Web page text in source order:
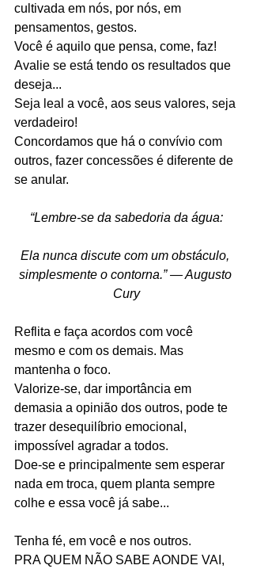
cultivada em nós, por nós, em
pensamentos, gestos.
Você é aquilo que pensa, come, faz!
Avalie se está tendo os resultados que
deseja...
Seja leal a você, aos seus valores, seja
verdadeiro!
Concordamos que há o convívio com
outros, fazer concessões é diferente de
se anular.
“Lembre-se da sabedoria da água:
Ela nunca discute com um obstáculo,
simplesmente o contorna.” ― Augusto
Cury
Reflita e faça acordos com você
mesmo e com os demais. Mas
mantenha o foco.
Valorize-se, dar importância em
demasia a opinião dos outros, pode te
trazer desequilíbrio emocional,
impossível agradar a todos.
Doe-se e principalmente sem esperar
nada em troca, quem planta sempre
colhe e essa você já sabe...
Tenha fé, em você e nos outros.
PRA QUEM NÃO SABE AONDE VAI,